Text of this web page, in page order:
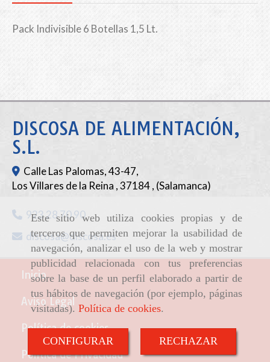
Este sitio web utiliza cookies propias y de
terceros que permiten mejorar la usabilidad de
navegación, analizar el uso de la web y mostrar
publicidad relacionada con tus preferencias
sobre la base de un perfil elaborado a partir de
tus hábitos de navegación (por ejemplo, páginas
visitadas). Política de cookies.
CONFIGURAR RECHAZAR
Pack Indivisible 6 Botellas 1,5 Lt.
DISCOSA DE ALIMENTACIÓN,
S.L.
Calle Las Palomas, 43-47,
Los Villares de la Reina ,37184, (Salamanca)
923 28 70 90
discosa
discosa.es
Inicio
Aviso Legal
Política de cookies
Política de Privacidad